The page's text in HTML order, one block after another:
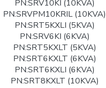
PN:SRV10KI (10KVA)
PN:SRVPM10KRIL (10KVA)
PN:SRT5KXLI (5KVA)
PN:SRV6KI (6KVA)
PN:SRT5KXLT (5KVA)
PN:SRT6KXLT (6KVA)
PN:SRT6KXLI (6KVA)
PN:SRT8KXLT (10KVA)